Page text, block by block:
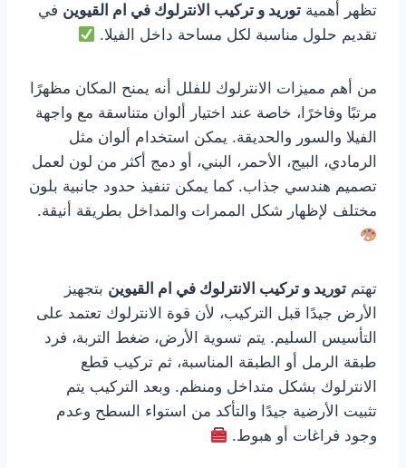
تظهر أهمية توريد و تركيب الانترلوك في ام القيوين في
تقديم حلول مناسبة لكل مساحة داخل الفيلا.
من أهم مميزات الانترلوك للفلل أنه يمنح المكان مظهرًا
مرتبًا وفاخرًا، خاصة عند اختيار ألوان متناسقة مع واجهة
الفيلا والسور والحديقة. يمكن استخدام ألوان مثل
الرمادي، البيج، الأحمر، البني، أو دمج أكثر من لون لعمل
تصميم هندسي جذاب. كما يمكن تنفيذ حدود جانبية بلون
مختلف لإظهار شكل الممرات والمداخل بطريقة أنيقة.
تهتم توريد و تركيب الانترلوك في ام القيوين بتجهيز
الأرض جيدًا قبل التركيب، لأن قوة الانترلوك تعتمد على
التأسيس السليم. يتم تسوية الأرض، ضغط التربة، فرد
طبقة الرمل أو الطبقة المناسبة، ثم تركيب قطع
الانترلوك بشكل متداخل ومنظم. وبعد التركيب يتم
تثبيت الأرضية جيدًا والتأكد من استواء السطح وعدم
وجود فراغات أو هبوط.